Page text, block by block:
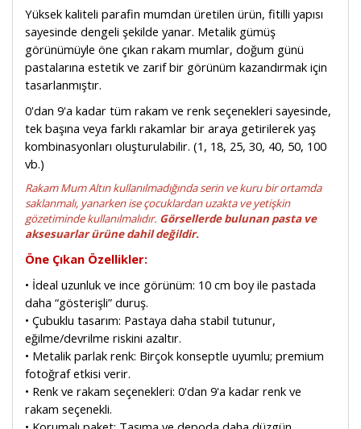
Yüksek kaliteli parafin mumdan üretilen ürün, fitilli yapısı
sayesinde dengeli şekilde yanar. Metalik gümüş
görünümüyle öne çıkan rakam mumlar, doğum günü
pastalarına estetik ve zarif bir görünüm kazandırmak için
tasarlanmıştır.
0'dan 9'a kadar tüm rakam ve renk seçenekleri sayesinde,
tek başına veya farklı rakamlar bir araya getirilerek yaş
kombinasyonları oluşturulabilir. (1, 18, 25, 30, 40, 50, 100
vb.)
Rakam Mum Altın kullanılmadığında serin ve kuru bir ortamda
saklanmalı, yanarken ise çocuklardan uzakta ve yetişkin
gözetiminde kullanılmalıdır. Görsellerde bulunan pasta ve
aksesuarlar ürüne dahil değildir.
Öne Çıkan Özellikler:
• İdeal uzunluk ve ince görünüm: 10 cm boy ile pastada
daha “gösterişli” duruş.
• Çubuklu tasarım: Pastaya daha stabil tutunur,
eğilme/devrilme riskini azaltır.
• Metalik parlak renk: Birçok konseptle uyumlu; premium
fotoğraf etkisi verir.
• Renk ve rakam seçenekleri: 0'dan 9'a kadar renk ve
rakam seçenekli.